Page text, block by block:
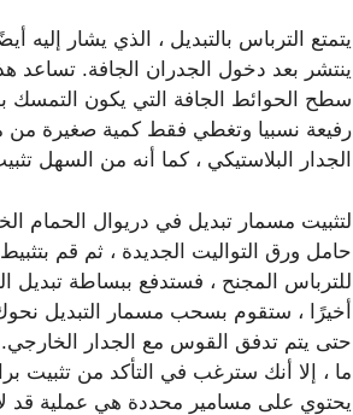
يتمتع الترباس بالتبديل ، الذي يشار
ينتشر بعد دخول الجدران الجافة. تساعد
سطح الحوائط الجافة التي يكون التمسك
رفيعة نسبيا وتغطي فقط كمية صغيرة من
الجدار البلاستيكي ، كما أنه من السهل
لتثبيت مسمار تبديل في دريوال الحمام
حامل ورق التواليت الجديدة ، ثم قم
للترباس المجنح ، فستدفع ببساطة تبديل
أخيرًا ، ستقوم بسحب مسمار التبديل
حتى يتم تدفق القوس مع الجدار
ما ، إلا أنك سترغب في التأكد من تثبيت
يحتوي على مسامير محددة هي عملية قد